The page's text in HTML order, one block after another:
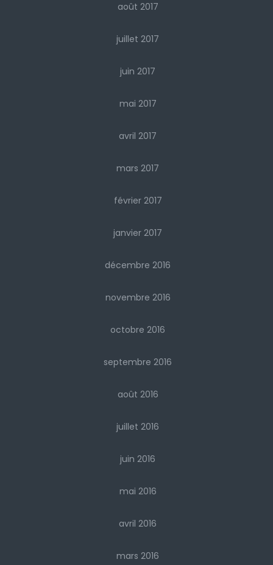
août 2017
juillet 2017
juin 2017
mai 2017
avril 2017
mars 2017
février 2017
janvier 2017
décembre 2016
novembre 2016
octobre 2016
septembre 2016
août 2016
juillet 2016
juin 2016
mai 2016
avril 2016
mars 2016